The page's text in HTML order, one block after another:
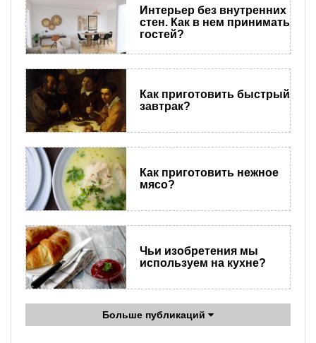
Интерьер без внутренних
стен. Как в нем принимать
гостей?
Как приготовить быстрый
завтрак?
Как приготовить нежное
мясо?
Чьи изобретения мы
используем на кухне?
Больше публикаций